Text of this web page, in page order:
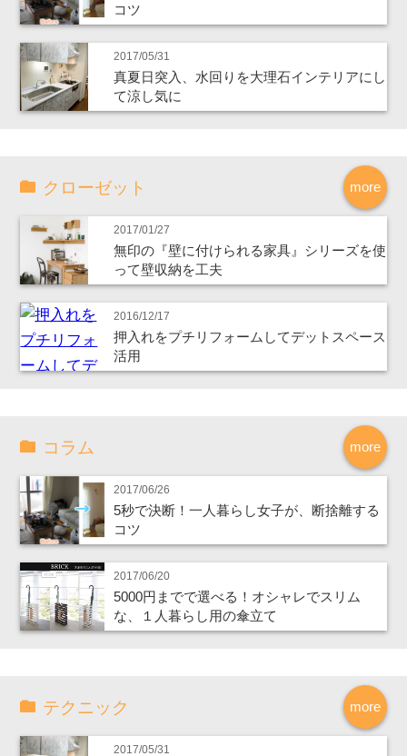
コツ
2017/05/31
真夏日突入、水回りを大理石インテリアにし
て涼し気に
more
クローゼット
2017/01/27
無印の『壁に付けられる家具』シリーズを使
って壁収納を工夫
2016/12/17
押入れをプチリフォームしてデットスペース
活用
more
コラム
2017/06/26
5秒で決断！一人暮らし女子が、断捨離する
コツ
2017/06/20
5000円までで選べる！オシャレでスリム
な、１人暮らし用の傘立て
more
テクニック
2017/05/31